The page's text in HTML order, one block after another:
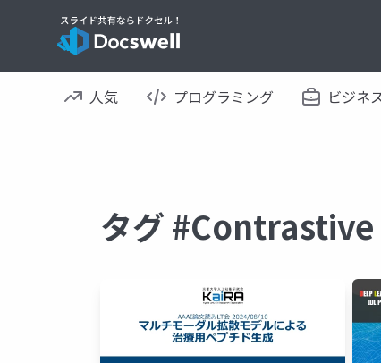
人気 プログラミング ビジネ
タグ